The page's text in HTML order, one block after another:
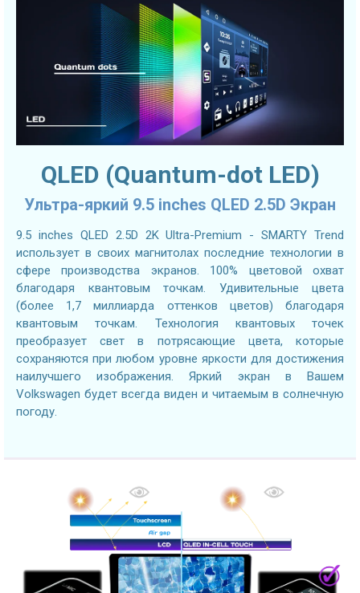
QLED (Quantum-dot LED)
Ультра-яркий 9.5 inches QLED 2.5D Экран
9.5 inches QLED 2.5D 2K Ultra-Premium - SMARTY Trend
использует в своих магнитолах последние технологии в
сфере производства экранов. 100% цветовой охват
благодаря квантовым точкам. Удивительные цвета
(более 1,7 миллиарда оттенков цветов) благодаря
квантовым точкам. Технология квантовых точек
преобразует свет в потрясающие цвета, которые
сохраняются при любом уровне яркости для достижения
наилучшего изображения. Яркий экран в Вашем
Volkswagen будет всегда виден и читаемым в солнечную
погоду.